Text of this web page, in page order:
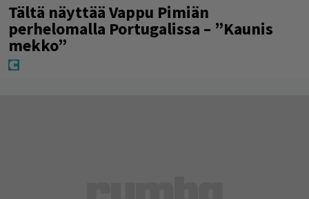
Tältä näyttää Vappu Pimiän
perhelomalla Portugalissa – ”Kaunis
mekko”